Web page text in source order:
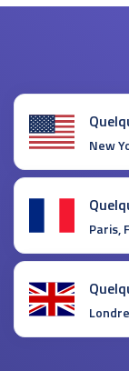
New
Paris,